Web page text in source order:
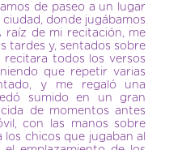
de paseo a un lugar
donde jugábamos
raíz de mi recitación, me
tardes y, sentados sobre
recitara todos los versos
que repetir varias
y me regaló una
sumido en un gran
de momentos antes
con las manos sobre
los chicos que jugaban al